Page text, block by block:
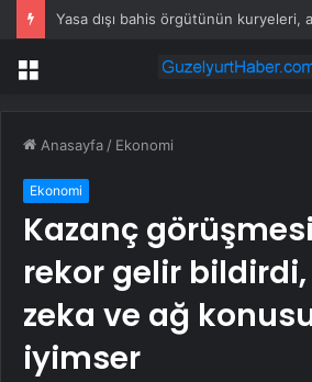
Menü
Anasayfa / Ekonomi
Ekonomi
Kazanç
rekor gelir
zeka ve ağ
iyimser